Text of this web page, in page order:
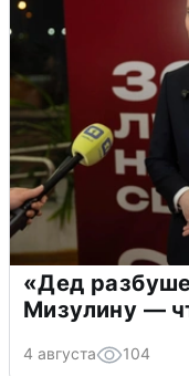
«Дед
Мизулину —
4 августа 104